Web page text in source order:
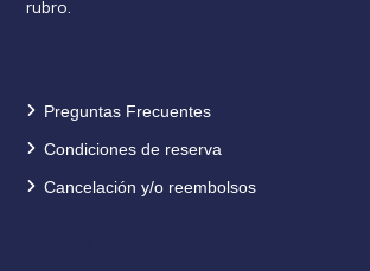
rubro.
Preguntas Frecuentes
Condiciones de reserva
Cancelación y/o reembolsos